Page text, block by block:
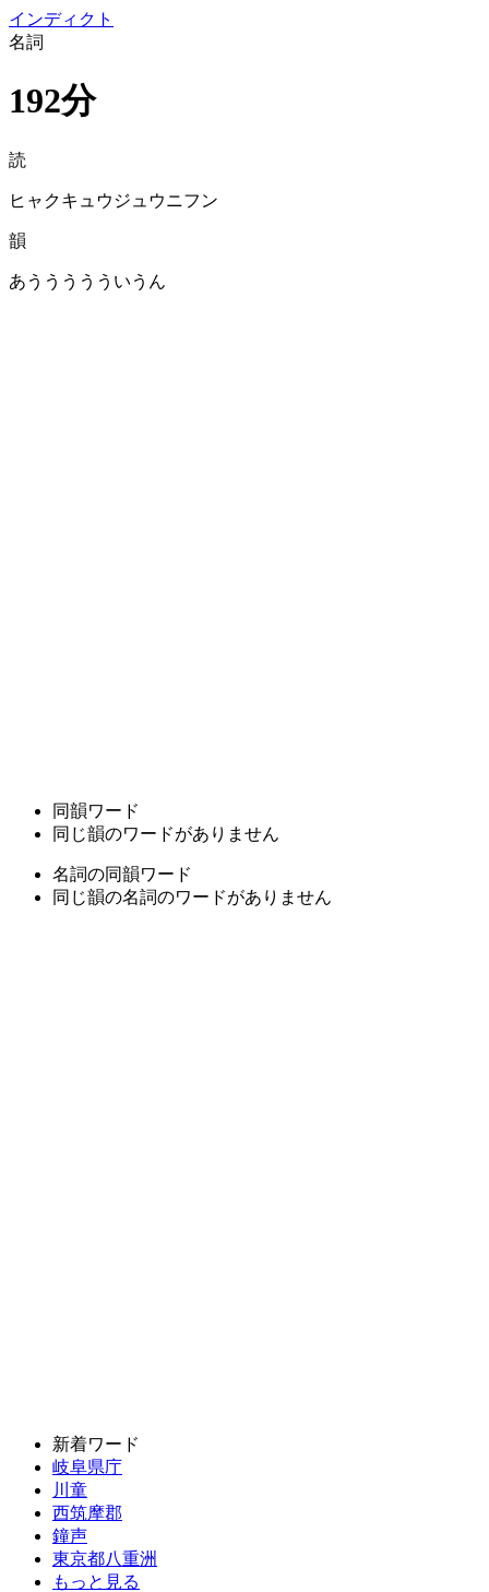
インディクト
名詞
192分
読
ヒャクキュウジュウニフン
韻
あううううういうん
同韻ワード
同じ韻のワードがありません
名詞の同韻ワード
同じ韻の名詞のワードがありません
新着ワード
岐阜県庁
川童
西筑摩郡
鐘声
東京都八重洲
もっと見る